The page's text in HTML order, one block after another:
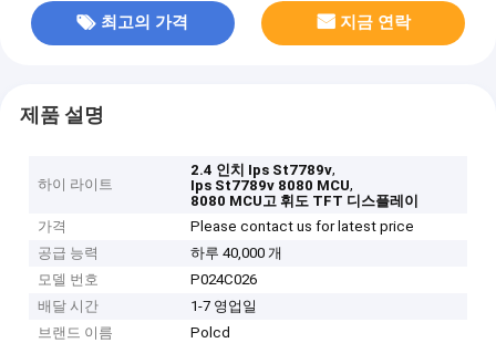
최고의 가격 지금 연락
제품 설명
하이 라이트
2.4 인치 Ips St7789v,
Ips St7789v 8080 MCU,
8080 MCU고 휘도 TFT 디스플레이
가격
Please contact us for latest price
공급 능력
하루 40,000 개
모델 번호
P024C026
배달 시간
1-7 영업일
브랜드 이름
Polcd